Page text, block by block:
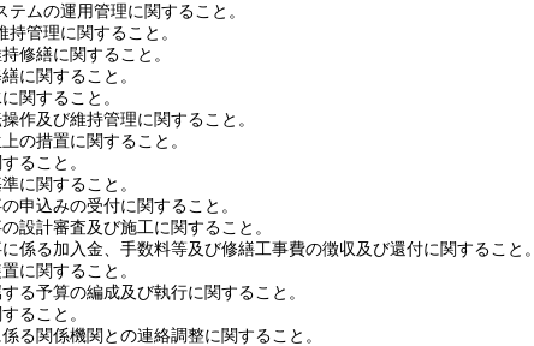
テムの運用管理に関すること。
持管理に関すること。
修繕に関すること。
に関すること。
関すること。
作及び維持管理に関すること。
の措置に関すること。
ること。
に関すること。
申込みの受付に関すること。
設計審査及び施工に関すること。
係る加入金、手数料等及び修繕工事費の徴収及び還付に関すること
に関すること。
る予算の編成及び執行に関すること。
ること。
る関係機関との連絡調整に関すること。